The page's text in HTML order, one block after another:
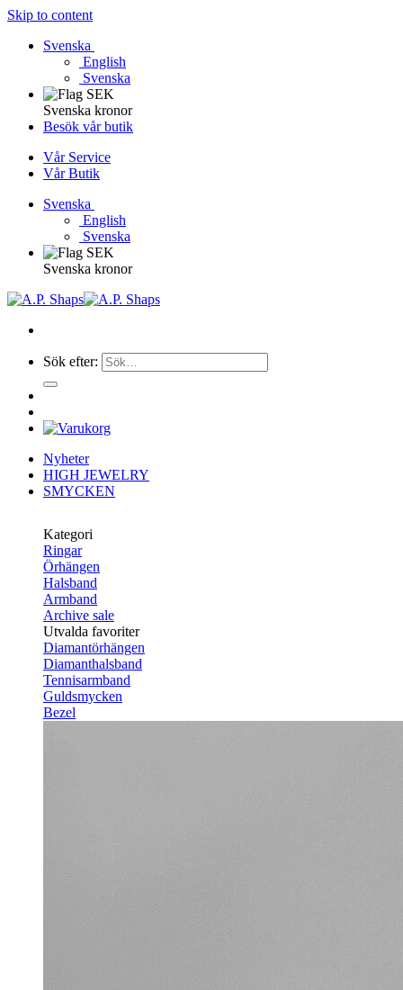
Skip to content
Svenska
English
Svenska
Svenska kronor
Besök vår butik
Vår Service
Vår Butik
Svenska
English
Svenska
Svenska kronor
Sök efter:
Nyheter
HIGH JEWELRY
SMYCKEN
Kategori
Ringar
Örhängen
Halsband
Armband
Archive sale
Utvalda favoriter
Diamantörhängen
Diamanthalsband
Tennisarmband
Guldsmycken
Bezel